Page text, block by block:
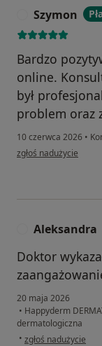
Szymon
Bardzo
online.
był
problem oraz
10 czerwca 2026 •
w opinii użytkownika
zgłoś nadużycie
Aleksandra
Doktor
20 maja 2026
• Happyderm
dermatologiczna
• w opinii
zgłoś nadużycie